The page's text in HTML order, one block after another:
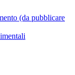
(da pubblicare